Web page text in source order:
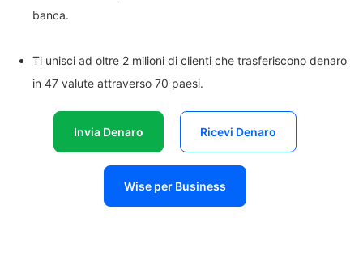
banca.
Ti unisci ad oltre 2 milioni di clienti che trasferiscono denaro
in 47 valute attraverso 70 paesi.
Invia Denaro Ricevi Denaro
Wise per Business